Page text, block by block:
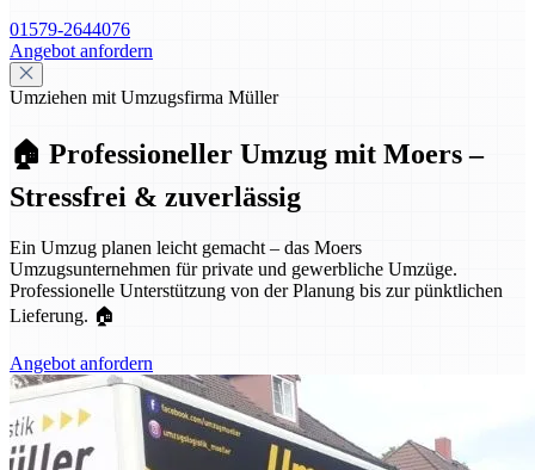
01579-2644076
Angebot anfordern
Umziehen mit Umzugsfirma Müller
🏠 Professioneller Umzug mit Moers –
Stressfrei & zuverlässig
Ein Umzug planen leicht gemacht – das Moers
Umzugsunternehmen für private und gewerbliche Umzüge.
Professionelle Unterstützung von der Planung bis zur pünktlichen
Lieferung. 🏠
Angebot anfordern